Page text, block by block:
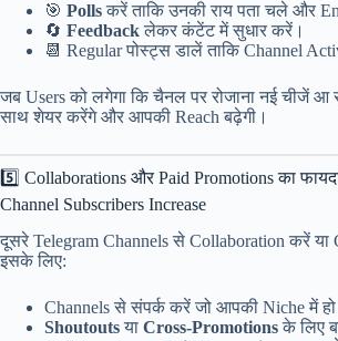
🎯 Pollsकरें ताकि उनकी राय पता चले और
🔄 Feedbackलेकर कंटेंट में सुधार करें।
📆 Regular पोस्ट्स डालें ताकि Channel
जब Users को लगेगा कि चैनल पर रोजाना नई चीजें आ
साथ शेयर करेंगे और आपकी Reach बढ़ेगी।
5️⃣ Collaborations और Paid Promotions का
Channel Subscribers Increase
दूसरे Telegram Channels से Collaboration करें या
इसके लिए:
Channels से संपर्क करें जो आपकी Niche में
Shoutoutsया Cross-Promotionsके लिए